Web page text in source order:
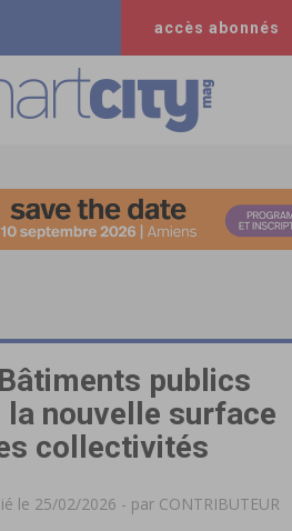
accès abonnés
publics
la nouvelle surface
collectivités
le 25/02/2026 - par CONTRIBUTEUR